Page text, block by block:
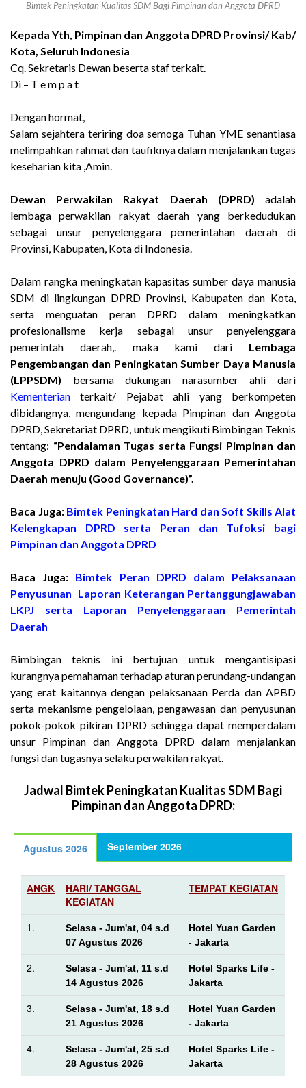
Bimtek Peningkatan Kualitas SDM Bagi Pimpinan dan Anggota DPRD
Kepada Yth, Pimpinan dan Anggota DPRD Provinsi/ Kab/
Kota, Seluruh Indonesia
Cq. Sekretaris Dewan beserta staf terkait.
Di – T e m p a t
Dengan hormat,
Salam sejahtera teriring doa semoga Tuhan YME senantiasa
melimpahkan rahmat dan taufiknya dalam menjalankan tugas
keseharian kita ,Amin.
Dewan Perwakilan Rakyat Daerah (DPRD) adalah
lembaga perwakilan rakyat daerah yang berkedudukan
sebagai unsur penyelenggara pemerintahan daerah di
Provinsi, Kabupaten, Kota di Indonesia.
Dalam rangka meningkatan kapasitas sumber daya manusia
SDM di lingkungan DPRD Provinsi, Kabupaten dan Kota,
serta menguatan peran DPRD dalam meningkatkan
profesionalisme kerja sebagai unsur penyelenggara
pemerintah daerah,. maka kami dari Lembaga
Pengembangan dan Peningkatan Sumber Daya Manusia
(LPPSDM) bersama dukungan narasumber ahli dari
Kementerian terkait/ Pejabat ahli yang berkompeten
dibidangnya, mengundang kepada Pimpinan dan Anggota
DPRD, Sekretariat DPRD, untuk mengikuti Bimbingan Teknis
tentang: “Pendalaman Tugas serta Fungsi Pimpinan dan
Anggota DPRD dalam Penyelenggaraan Pemerintahan
Daerah menuju (Good Governance)”.
Baca Juga: Bimtek Peningkatan Hard dan Soft Skills Alat
Kelengkapan DPRD serta Peran dan Tufoksi bagi
Pimpinan dan Anggota DPRD
Baca Juga: Bimtek Peran DPRD dalam Pelaksanaan
Penyusunan Laporan Keterangan Pertanggungjawaban
LKPJ serta Laporan Penyelenggaraan Pemerintah
Daerah
Bimbingan teknis ini bertujuan untuk mengantisipasi
kurangnya pemahaman terhadap aturan perundang-undangan
yang erat kaitannya dengan pelaksanaan Perda dan APBD
serta mekanisme pengelolaan, pengawasan dan penyusunan
pokok-pokok pikiran DPRD sehingga dapat memperdalam
unsur Pimpinan dan Anggota DPRD dalam menjalankan
fungsi dan tugasnya selaku perwakilan rakyat.
Jadwal Bimtek Peningkatan Kualitas SDM Bagi
Pimpinan dan Anggota DPRD:
Agustus 2026 September 2026
ANGK
HARI/ TANGGAL
KEGIATAN
TEMPAT KEGIATAN
1.
Selasa - Jum'at, 04 s.d
07 Agustus 2026
Hotel Yuan Garden
- Jakarta
2.
Selasa - Jum'at, 11 s.d
14 Agustus 2026
Hotel Sparks Life -
Jakarta
3.
Selasa - Jum'at, 18 s.d
21 Agustus 2026
Hotel Yuan Garden
- Jakarta
4.
Selasa - Jum'at, 25 s.d
28 Agustus 2026
Hotel Sparks Life -
Jakarta